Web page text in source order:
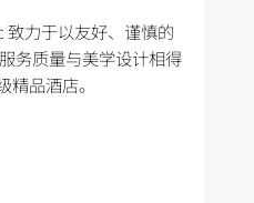
力于以友好、谨慎的
务质量与美学设计相得
品酒店。